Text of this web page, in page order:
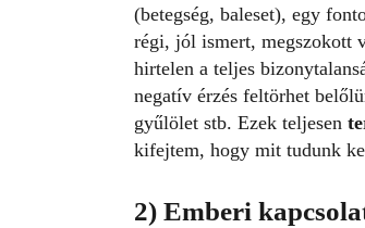
(betegség, baleset), egy
régi, jól ismert, megszokott
hirtelen a teljes
negatív érzés feltörhet
gyűlölet stb. Ezek teljesen
kifejtem, hogy mit tudunk
2) Emberi